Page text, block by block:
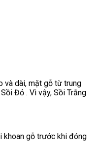
và dài, mặt gỗ từ trung
Đỏ . Vì vậy, Sồi Trắng
khoan gỗ trước khi đóng